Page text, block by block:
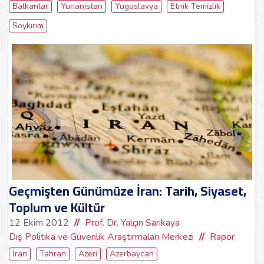
Balkanlar Yunanistan Yugoslavya
Etnik Temizlik
Soykırım
Geçmişten Günümüze İran: Tarih, Siyaset,
Toplum ve Kültür
12 Ekim 2012
Prof. Dr. Yalçın Sarıkaya
Dış Politika ve Güvenlik Araştırmaları Merkezi
Rapor
İran Tahran Azeri Azerbaycan